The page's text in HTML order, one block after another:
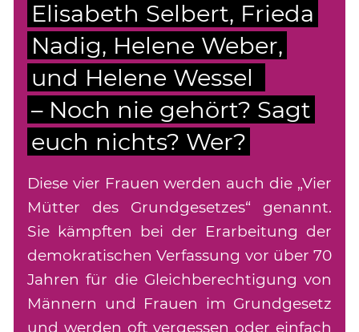
Elisabeth Selbert, Frieda
Nadig, Helene Weber,
und Helene Wessel
– Noch nie gehört? Sagt
euch nichts? Wer?
Diese vier Frauen werden auch die „Vier
Mütter des Grundgesetzes“ genannt.
Sie kämpften bei der Erarbeitung der
demokratischen Verfassung vor über 70
Jahren für die Gleichberechtigung von
Männern und Frauen im Grundgesetz
und werden oft vergessen oder einfach